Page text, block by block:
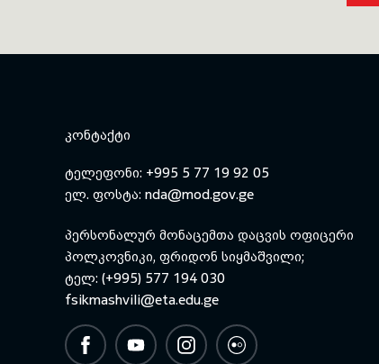
ᲙᲝᲜᲢᲐᲥᲢᲘ
ტელეფონი: +995 5 77 19 92 05
ელ. ფოსტა: nda@mod.gov.ge
პერსონალურ მონაცემთა დაცვის ოფიცერი
პოლკოვნიკი, ფრიდონ სიყმაშვილი;
ტელ: (+995) 577 194 030
fsikmashvili@eta.edu.ge